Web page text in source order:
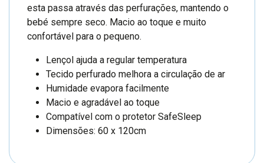
esta passa através das perfurações, mantendo o
bebé sempre seco. Macio ao toque e muito
confortável para o pequeno.
Lençol ajuda a regular temperatura
Tecido perfurado melhora a circulação de ar
Humidade evapora facilmente
Macio e agradável ao toque
Compatível com o protetor SafeSleep
Dimensões: 60 x 120cm